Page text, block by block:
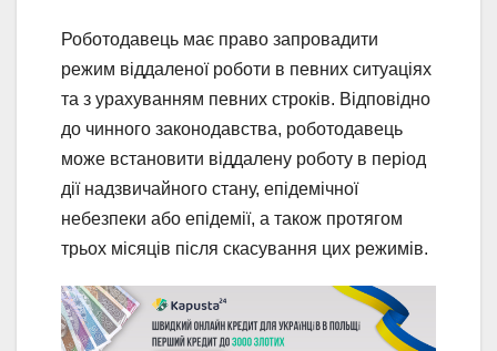
Роботодавець має право запровадити
режим віддаленої роботи в певних ситуаціях
та з урахуванням певних строків. Відповідно
до чинного законодавства, роботодавець
може встановити віддалену роботу в період
дії надзвичайного стану, епідемічної
небезпеки або епідемії, а також протягом
трьох місяців після скасування цих режимів.